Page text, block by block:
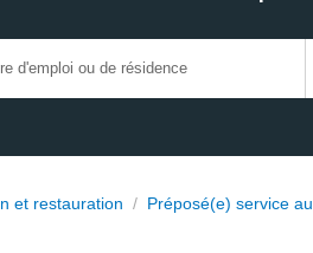
et restauration / Préposé(e) service